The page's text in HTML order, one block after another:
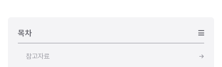
목차
참고자료